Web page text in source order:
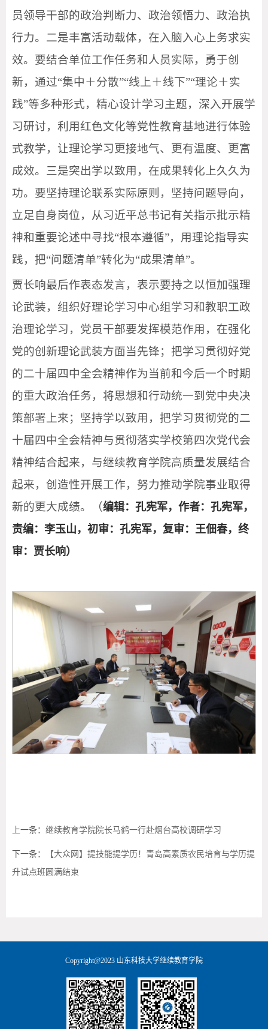
员领导干部的政治判断力、政治领悟力、政治执
行力。二是丰富活动载体，在入脑入心上务求实
效。要结合单位工作任务和人员实际，勇于创
新，通过“集中＋分散”“线上＋线下”“理论＋实
践”等多种形式，精心设计学习主题，深入开展学
习研讨，利用红色文化等党性教育基地进行体验
式教学，让理论学习更接地气、更有温度、更富
成效。三是突出学以致用，在成果转化上久久为
功。要坚持理论联系实际原则，坚持问题导向，
立足自身岗位，从习近平总书记有关指示批示精
神和重要论述中寻找“根本遵循”，用理论指导实
践，把“问题清单”转化为“成果清单”。
贾长响最后作表态发言，表示要持之以恒加强理
论武装，组织好理论学习中心组学习和教职工政
治理论学习，党员干部要发挥模范作用，在强化
党的创新理论武装方面当先锋；把学习贯彻好党
的二十届四中全会精神作为当前和今后一个时期
的重大政治任务，将思想和行动统一到党中央决
策部署上来；坚持学以致用，把学习贯彻党的二
十届四中全会精神与贯彻落实学校第四次党代会
精神结合起来，与继续教育学院高质量发展结合
起来，创造性开展工作，努力推动学院事业取得
新的更大成绩。（编辑：孔宪军，作者：孔宪军，
责编：李玉山，初审：孔宪军，复审：王佃春，终
审：贾长响）
上一条： 继续教育学院院长马鹤一行赴烟台高校调研学习
下一条：
【大众网】提技能提学历！青岛高素质农民培育与学历提
升试点班圆满结束
Copyright@2023 山东科技大学继续教育学院